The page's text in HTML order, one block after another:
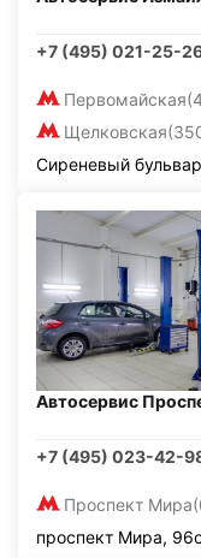
+7 (495) 021-25-
Первомайская
Щелковская
Сиреневый
Автосервис
+7 (495) 023-42-
Проспект Мира
проспект Мира,